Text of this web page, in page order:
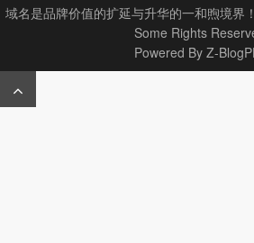
域名是品牌价值的扩延与升华的一和煦境界
Some Rights
Powered By Z-